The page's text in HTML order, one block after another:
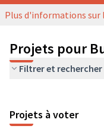
Plus d'informations sur
Projets pour
Filtrer et rechercher
Projets à voter